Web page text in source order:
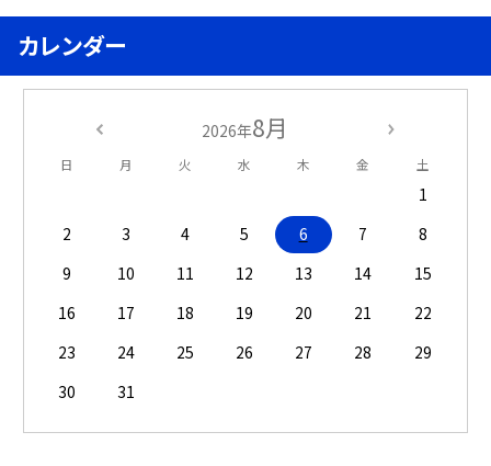
カレンダー
2026年8月
日 月 火 水 木 金 土
1
2
3 4 5 6 7
8
9
10 11 12 13 14
15
16
17 18 19 20 21
22
23
24 25 26 27 28
29
30
31